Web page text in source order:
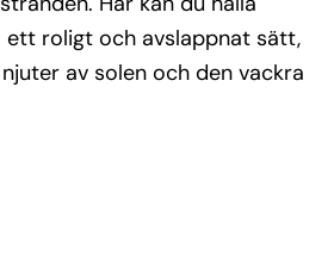
ett roligt och avslappnat sätt,
av solen och den vackra